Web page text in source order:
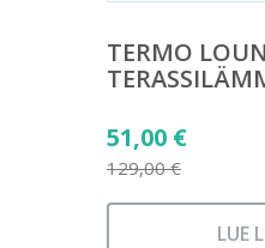
TERMO
129,00€
Alkuperäinen
hinta
oli:
51,00 €
Nykyinen
LUE